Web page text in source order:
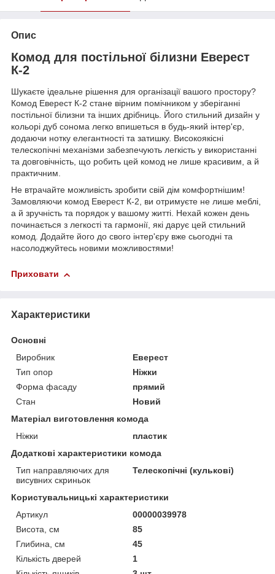
Опис
Комод для постільної білизни Еверест
К-2
Шукаєте ідеальне рішення для організації вашого простору?
Комод Еверест К-2 стане вірним помічником у зберіганні
постільної білизни та інших дрібниць. Його стильний дизайн у
кольорі дуб сонома легко впишеться в будь-який інтер'єр,
додаючи нотку елегантності та затишку. Високоякісні
телескопічні механізми забезпечують легкість у використанні
та довговічність, що робить цей комод не лише красивим, а й
практичним.
Не втрачайте можливість зробити свій дім комфортнішим!
Замовляючи комод Еверест К-2, ви отримуєте не лише меблі,
а й зручність та порядок у вашому житті. Нехай кожен день
починається з легкості та гармонії, які дарує цей стильний
комод. Додайте його до свого інтер'єру вже сьогодні та
насолоджуйтесь новими можливостями!
Приховати
Характеристики
Основні
Виробник
Еверест
Тип опор
Ніжки
Форма фасаду
прямий
Стан
Новий
Матеріал виготовлення комода
Ніжки
пластик
Додаткові характеристики комода
Тип направляючих для
висувних скриньок
Телескопічні (кулькові)
Користувальницькі характеристики
Артикул
00000039978
Висота, см
85
Глибина, см
45
Кількість дверей
1